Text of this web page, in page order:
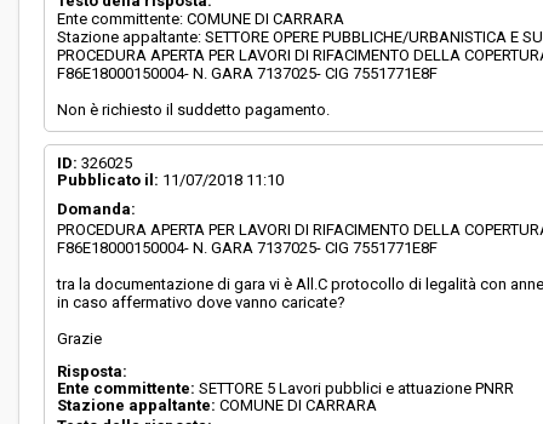
Ente committente: COMUNE DI CARRARA
Stazione appaltante: SETTORE OPERE PUBBLICHE/URBANISTICA E
PROCEDURA APERTA PER LAVORI DI RIFACIMENTO DELLA
F86E18000150004- N. GARA 7137025- CIG 7551771E8F
Non è richiesto il suddetto pagamento.
ID: 326025
Pubblicato il: 11/07/2018 11:10
Domanda:
PROCEDURA APERTA PER LAVORI DI RIFACIMENTO DELLA
F86E18000150004- N. GARA 7137025- CIG 7551771E8F
tra la documentazione di gara vi è All.C protocollo di legalità con
in caso affermativo dove vanno caricate?
Grazie
Risposta:
Ente committente: SETTORE 5 Lavori pubblici e attuazione PNRR
Stazione appaltante: COMUNE DI CARRARA